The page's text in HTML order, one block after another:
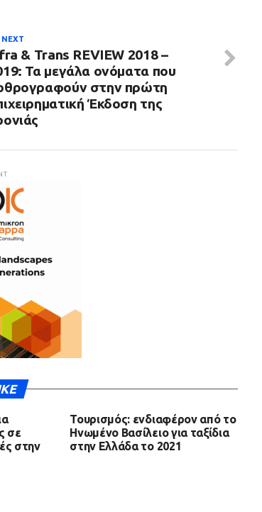
NEXT
& Trans REVIEW 2018 –
Τα μεγάλα ονόματα που
στην πρώτη
Έκδοση της
σε
στην
Τουρισμός: ενδιαφέρον από το
Ηνωμένο Βασίλειο για ταξίδια
στην Ελλάδα το 2021